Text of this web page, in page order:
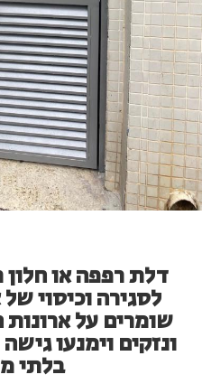
דלת רפפה או
לסגירה וכיסוי
שומרים על
ונזקים וימנעו
בלתי